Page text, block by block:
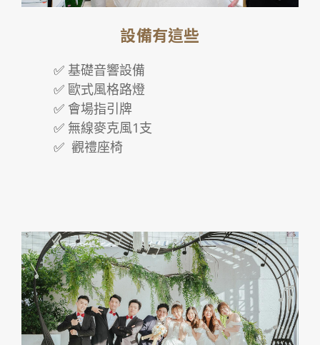
設備有這些
✅ 基礎音響設備
✅ 歐式風格路燈
✅ 會場指引牌
✅ 無線麥克風1支
✅ 觀禮座椅